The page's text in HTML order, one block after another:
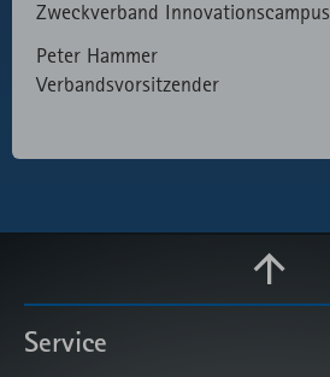
Zweckverband Innovationscampus
Peter Hammer
Verbandsvorsitzender
Service